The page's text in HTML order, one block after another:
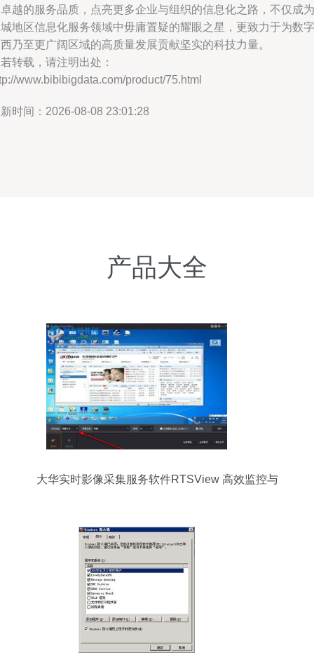
越的服务品质，点亮更多企业与组织的信息化之路，不仅成为
地区信息化服务领域中毋庸置疑的耀眼之星，更致力于为数字
乃至更广阔区域的高质量发展贡献坚实的科技力量。
转载，请注明出处：
www.bibibigdata.com/product/75.html
时间：2026-08-08 23:01:28
产品大全
大华实时影像采集服务软件RTSView 高效监控与